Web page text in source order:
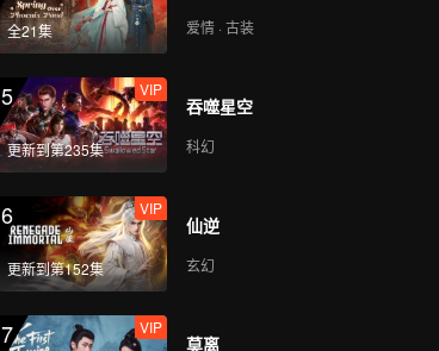
全21集 爱情 · 古装
5
更新到第235集
VIP
吞噬星空
科幻
6
更新到第152集
VIP
仙逆
玄幻
7 VIP
莫离